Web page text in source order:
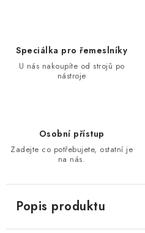
Moje objednávka
Speciálka pro řemeslníky
U nás nakoupíte od strojů po
nástroje
Osobní přístup
Zadejte co potřebujete, ostatní je
na nás.
Popis produktu